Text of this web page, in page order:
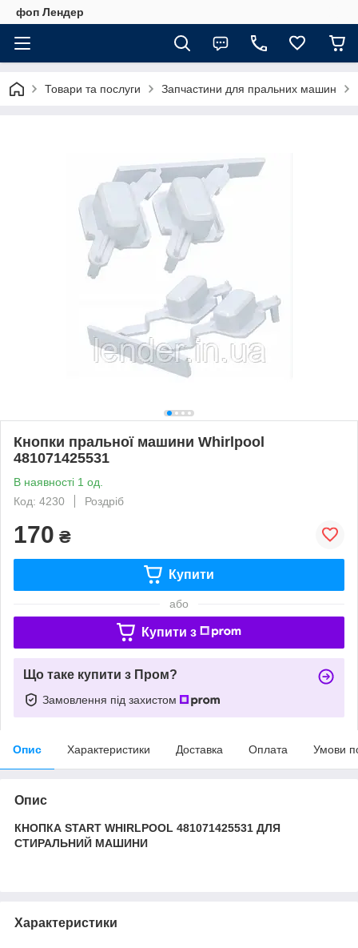
фоп Лендер
Товари та послуги Запчастини для пральних машин
Кнопки пральної машини Whirlpool
481071425531
В наявності 1 од.
Код: 4230
Роздріб
170 ₴
Купити
або
Купити з
Що таке купити з Пром?
Замовлення під захистом
Опис Характеристики Доставка Оплата Умови
Опис
КНОПКА START WHIRLPOOL 481071425531 ДЛЯ
СТИРАЛЬНИЙ МАШИНИ
Характеристики